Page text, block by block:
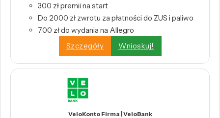
300 zł premii na start
Do 2000 zł zwrotu za płatności do ZUS i paliwo
700 zł do wydania na Allegro
Szczegóły
Wnioskuj!
VeloKonto Firma | VeloBank